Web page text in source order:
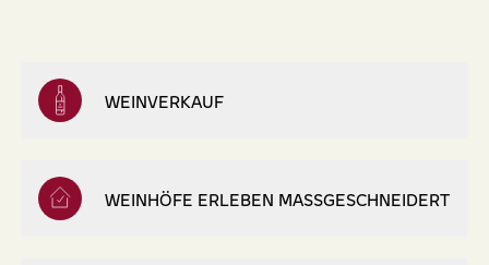
WEINVERKAUF
WEINHÖFE ERLEBEN MASSGESCHNEIDERT